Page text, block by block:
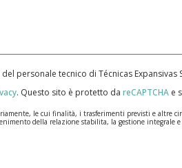
personale tecnico di Técnicas
. Questo sito è protetto da reCAPTCHA e
le cui finalità, i trasferimenti previsti e altre
della relazione stabilita, la gestione
trattati con la massima riservatezza e nel